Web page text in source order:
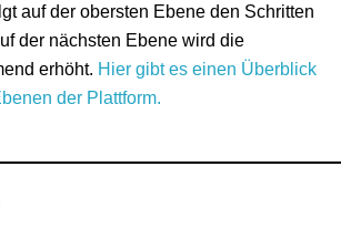
auf der obersten Ebene den Schritten
der nächsten Ebene wird die
erhöht. Hier gibt es einen Überblick
der Plattform.